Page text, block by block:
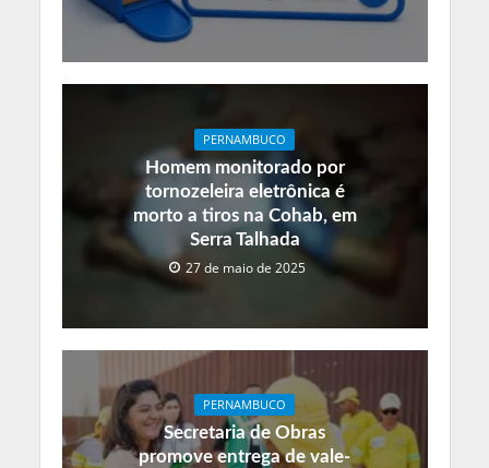
PERNAMBUCO
Homem monitorado por
tornozeleira eletrônica é
morto a tiros na Cohab, em
Serra Talhada
27 de maio de 2025
PERNAMBUCO
Secretaria de Obras
promove entrega de vale-